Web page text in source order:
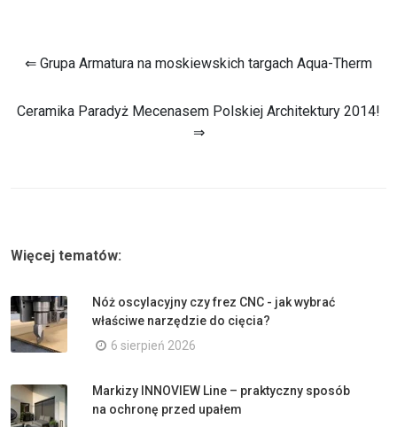
⇐ Grupa Armatura na moskiewskich targach Aqua-Therm
Ceramika Paradyż Mecenasem Polskiej Architektury 2014!
⇒
Więcej tematów:
Nóż oscylacyjny czy frez CNC - jak wybrać
właściwe narzędzie do cięcia?
6 sierpień 2026
Markizy INNOVIEW Line – praktyczny sposób
na ochronę przed upałem